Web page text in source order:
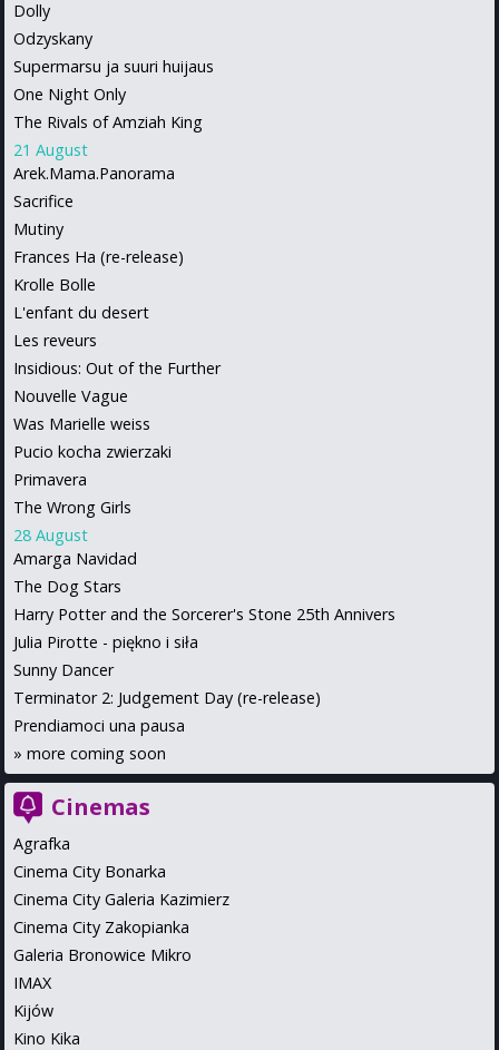
Dolly
Odzyskany
Supermarsu ja suuri huijaus
One Night Only
The Rivals of Amziah King
21 August
Arek.Mama.Panorama
Sacrifice
Mutiny
Frances Ha (re-release)
Krolle Bolle
L'enfant du desert
Les reveurs
Insidious: Out of the Further
Nouvelle Vague
Was Marielle weiss
Pucio kocha zwierzaki
Primavera
The Wrong Girls
28 August
Amarga Navidad
The Dog Stars
Harry Potter and the Sorcerer's Stone 25th Annivers
Julia Pirotte - piękno i siła
Sunny Dancer
Terminator 2: Judgement Day (re-release)
Prendiamoci una pausa
» more coming soon
Cinemas
Agrafka
Cinema City Bonarka
Cinema City Galeria Kazimierz
Cinema City Zakopianka
Galeria Bronowice Mikro
IMAX
Kijów
Kino Kika